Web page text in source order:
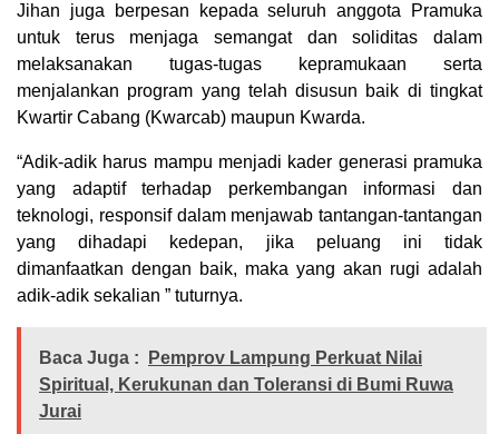
Jihan juga berpesan kepada seluruh anggota Pramuka
untuk terus menjaga semangat dan soliditas dalam
melaksanakan tugas-tugas kepramukaan serta
menjalankan program yang telah disusun baik di tingkat
Kwartir Cabang (Kwarcab) maupun Kwarda.
“Adik-adik harus mampu menjadi kader generasi pramuka
yang adaptif terhadap perkembangan informasi dan
teknologi, responsif dalam menjawab tantangan-tantangan
yang dihadapi kedepan, jika peluang ini tidak
dimanfaatkan dengan baik, maka yang akan rugi adalah
adik-adik sekalian ” tuturnya.
Baca Juga :
Pemprov Lampung Perkuat Nilai
Spiritual, Kerukunan dan Toleransi di Bumi Ruwa
Jurai